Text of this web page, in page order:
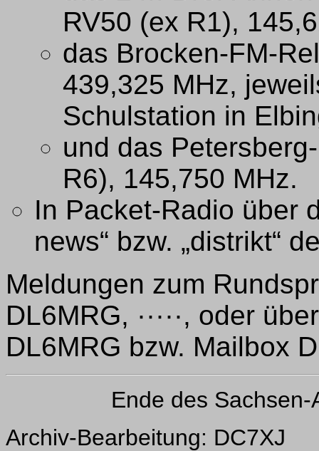
RV50 (ex R1),
das Brocken-FM-
439,325 MHz,
Schulstation in
und das
R6), 145,750 MHz.
In Packet-Radio über
news“ bzw. „distrikt“
Meldungen zum
DL6MRG, ·····, oder
DL6MRG bzw. Mailbox
Ende des
Archiv-Bearbeitung: DC7XJ